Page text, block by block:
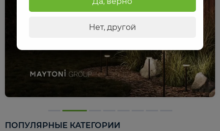
ПОПУЛЯРНЫЕ КАТЕГОРИИ
Нет, другой